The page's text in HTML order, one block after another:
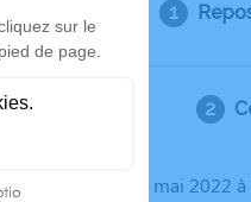
Le jeudi 19 mai 2022